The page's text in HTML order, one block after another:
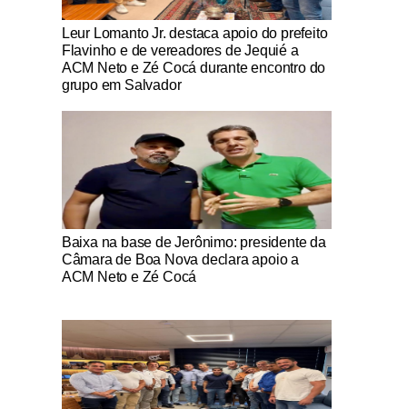
Notícias Católicas
Leur Lomanto Jr. destaca apoio do prefeito
Flavinho e de vereadores de Jequié a
ACM Neto e Zé Cocá durante encontro do
grupo em Salvador
Notícias Católicas
Baixa na base de Jerônimo: presidente da
Câmara de Boa Nova declara apoio a
ACM Neto e Zé Cocá